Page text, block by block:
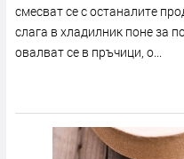
смесват се с останалите
слага в хладилник поне за
овалват се в пръчици, о...